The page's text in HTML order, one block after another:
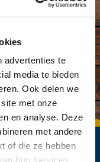
advertenties te
media te bieden
Ook delen we
met onze
en analyse. Deze
met andere
of die ze hebben
.(Vereist)